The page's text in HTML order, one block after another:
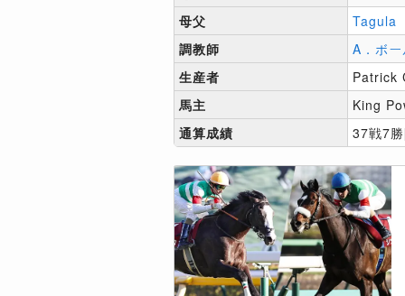
母父
Tagula
調教師
A．ボ
生産者
Patrick
馬主
King
通算成績
37戦7